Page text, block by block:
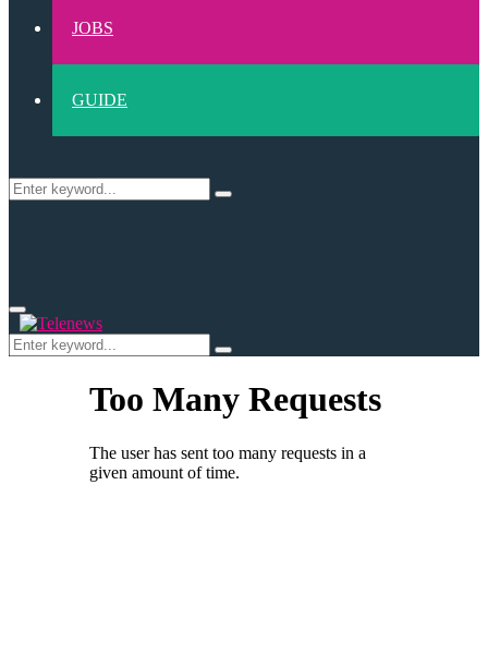
JOBS
GUIDE
Search
Search
Primary
Menu
Search
for:
Search